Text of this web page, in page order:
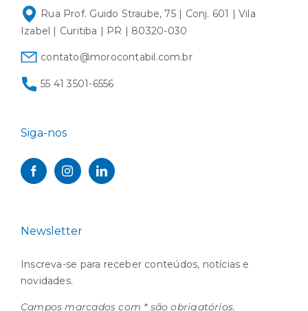
Rua Prof. Guido Straube, 75 | Conj. 601 | Vila
Izabel | Curitiba | PR | 80320-030
contato@morocontabil.com.br
55 41 3501-6556
Siga-nos
Newsletter
Inscreva-se para receber conteúdos, notícias e
novidades.
Campos marcados com * são obrigatórios.